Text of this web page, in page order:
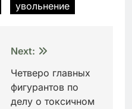
увольнение
Next:
Четверо главных
фигурантов по
делу о токсичном